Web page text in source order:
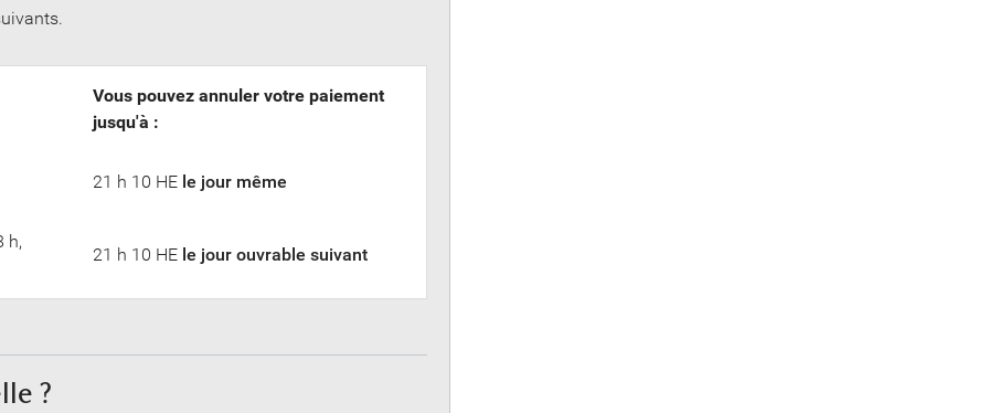
Vous pouvez annuler votre paiement
jusqu'à :
21 h 10 HE le jour même
h,
21 h 10 HE le jour ouvrable suivant
?